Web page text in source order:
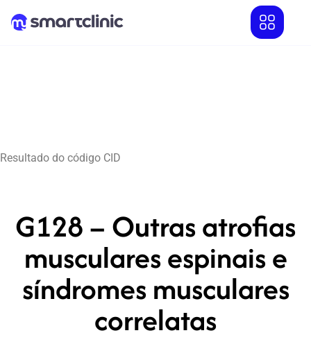
Resultado do código CID
G128 – Outras atrofias
musculares espinais e
síndromes musculares
correlatas